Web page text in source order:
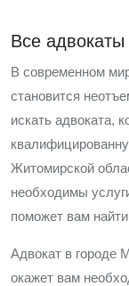
Все
В современном
становится
искать адвоката,
Житомирской
необходимы
поможет вам
Адвокат в городе
окажет вам